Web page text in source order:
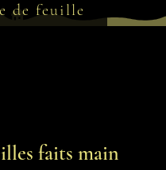
de feuille
faits main